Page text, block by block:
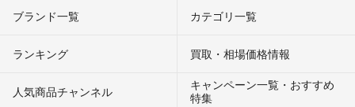
ブランド一覧 カテゴリ一覧
ランキング 買取・相場価格情報
人気商品チャンネル
キャンペーン一覧・おすすめ
特集